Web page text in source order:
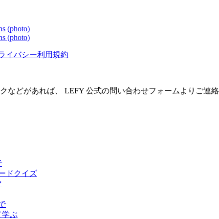
(photo)
(photo)
イバシー利用規約
などがあれば、 LEFY 公式の問い合わせフォームよりご連
ドクイズ
ぶ